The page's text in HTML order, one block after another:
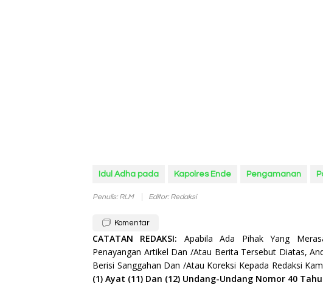
Idul Adha pada Kapolres Ende Pengamanan
Penulis: RLM Editor: Redaksi
Komentar
CATATAN REDAKSI: Apabila Ada Pihak Yang
Penayangan Artikel Dan /Atau Berita Tersebut Diatas,
Berisi Sanggahan Dan /Atau Koreksi Kepada Redaksi
(1) Ayat (11) Dan (12) Undang-Undang Nomor 40